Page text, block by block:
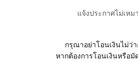
แจ้งประกาศไม่เหม
กรุณาอย่าโอนเงินไม่ว่
หากต้องการโอนเงินหรือมั